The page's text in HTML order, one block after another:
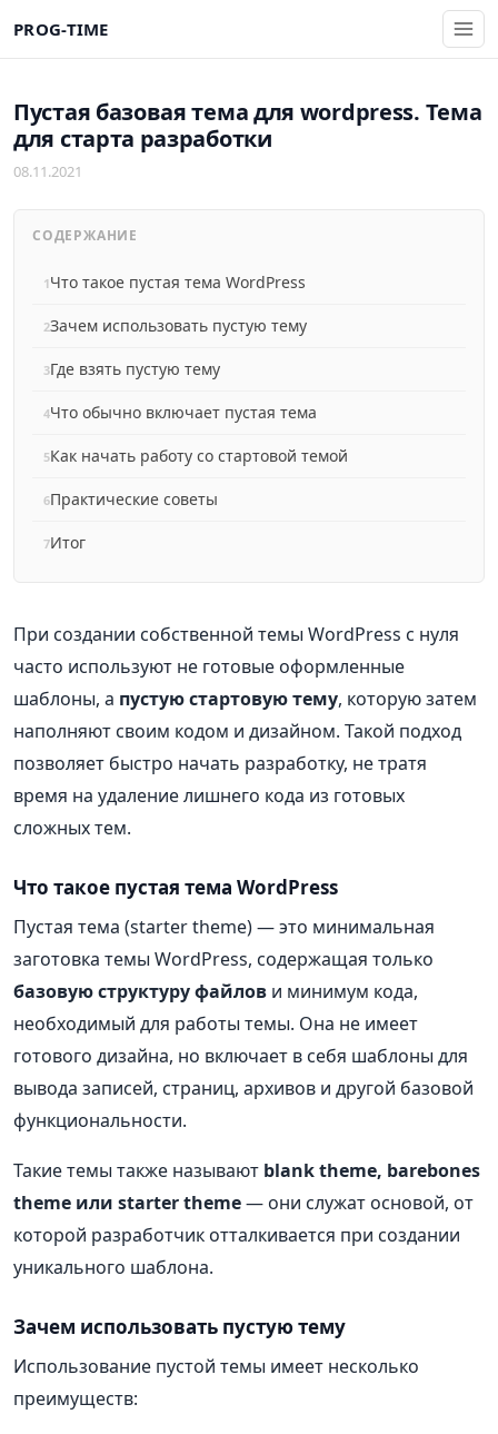
PROG-TIME
Пустая базовая тема для wordpress. Тема
для старта разработки
08.11.2021
СОДЕРЖАНИЕ
Что такое пустая тема WordPress
Зачем использовать пустую тему
Где взять пустую тему
Что обычно включает пустая тема
Как начать работу со стартовой темой
Практические советы
Итог
При создании собственной темы WordPress с нуля
часто используют не готовые оформленные
шаблоны, а пустую стартовую тему, которую затем
наполняют своим кодом и дизайном. Такой подход
позволяет быстро начать разработку, не тратя
время на удаление лишнего кода из готовых
сложных тем.
Что такое пустая тема WordPress
Пустая тема (starter theme) — это минимальная
заготовка темы WordPress, содержащая только
базовую структуру файлов и минимум кода,
необходимый для работы темы. Она не имеет
готового дизайна, но включает в себя шаблоны для
вывода записей, страниц, архивов и другой базовой
функциональности.
Такие темы также называют blank theme, barebones
theme или starter theme— они служат основой, от
которой разработчик отталкивается при создании
уникального шаблона.
Зачем использовать пустую тему
Использование пустой темы имеет несколько
преимуществ: